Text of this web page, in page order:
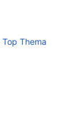
Top Thema